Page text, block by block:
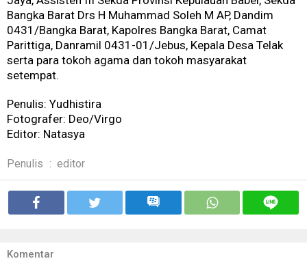
Bangka Barat Drs H Muhammad Soleh M AP, Dandim
0431/Bangka Barat, Kapolres Bangka Barat, Camat
Parittiga, Danramil 0431-01/Jebus, Kepala Desa Telak
serta para tokoh agama dan tokoh masyarakat
setempat.
Penulis: Yudhistira
Fotografer: Deo/Virgo
Editor: Natasya
Penulis : editor
Komentar